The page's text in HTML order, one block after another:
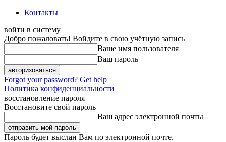
Контакты
войти в систему
Добро пожаловать! Войдите в свою учётную запись
Ваше имя пользователя
Ваш пароль
Forgot your password? Get help
Политика конфиденциальности
восстановление пароля
Восстановите свой пароль
Ваш адрес электронной почты
Пароль будет выслан Вам по электронной почте.